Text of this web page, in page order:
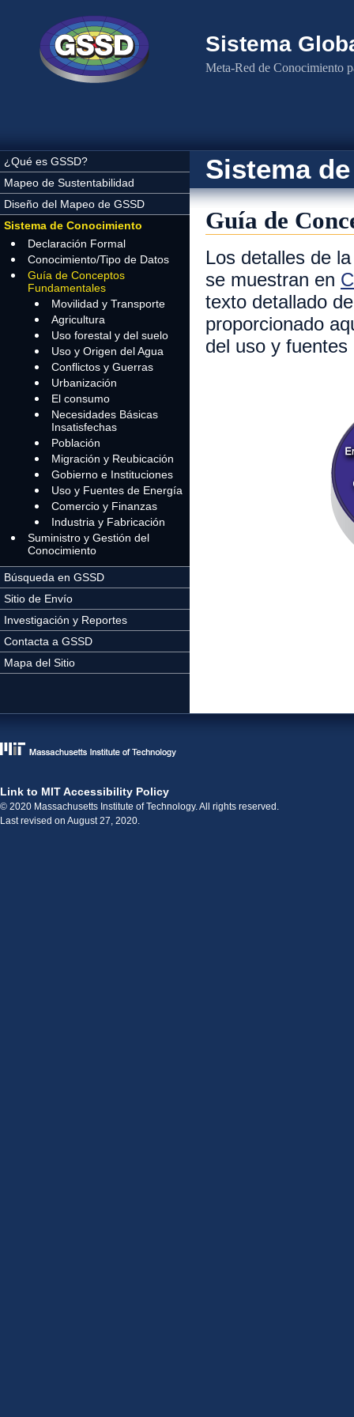
Sistema
Meta-Red de Conocimiento
¿Qué es GSSD?
Mapeo de Sustentabilidad
Diseño del Mapeo de GSSD
Sistema de Conocimiento
Declaración Formal
Conocimiento/Tipo de Datos
Guía de Conceptos
Fundamentales
Movilidad y Transporte
Agricultura
Uso forestal y del suelo
Uso y Origen del Agua
Conflictos y Guerras
Urbanización
El consumo
Necesidades Básicas
Insatisfechas
Población
Migración y Reubicación
Gobierno e Instituciones
Uso y Fuentes de Energía
Comercio y Finanzas
Industria y Fabricación
Suministro y Gestión del
Conocimiento
Búsqueda en GSSD
Sitio de Envío
Investigación y Reportes
Contacta a GSSD
Mapa del Sitio
Sistema
Guía de
Los detalles de
se muestran en
texto detallado
proporcionado
del uso y
Link to MIT Accessibility Policy
© 2020 Massachusetts Institute of Technology. All rights reserved.
Last revised on August 27, 2020.